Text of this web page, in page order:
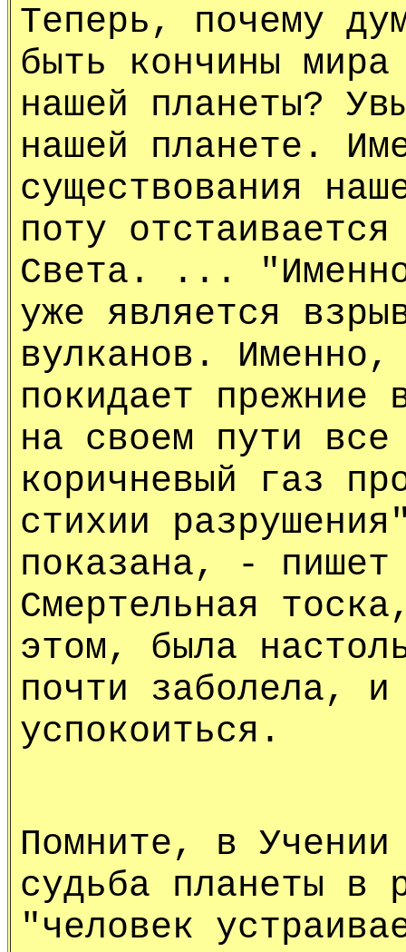
Теперь, почему
быть кончины
нашей планеты?
нашей планете.
существования
поту
Света. ...
уже является
вулканов. Именно,
покидает прежние
на своем пути
коричневый газ
стихии
показана, -
Смертельная
этом, была
почти заболела,
успокоиться.
Помните, в
судьба планеты в
"человек